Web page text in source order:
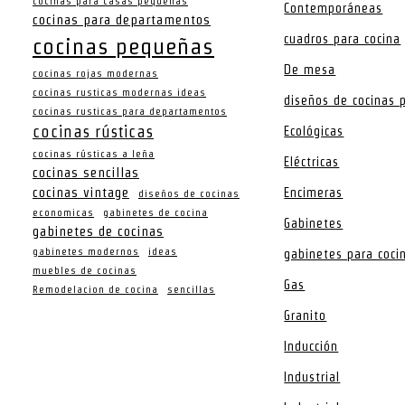
cocinas para departamentos
cocinas pequeñas
cocinas rojas modernas
cocinas rusticas modernas ideas
cocinas rusticas para departamentos
cocinas rústicas
cocinas rústicas a leña
cocinas sencillas
cocinas vintage
diseños de cocinas
economicas
gabinetes de cocina
gabinetes de cocinas
gabinetes modernos
ideas
muebles de cocinas
Remodelacion de cocina
sencillas
Contemporáneas
cuadros para cocina
De mesa
diseños de cocinas
Ecológicas
Eléctricas
Encimeras
Gabinetes
gabinetes para
Gas
Granito
Inducción
Industrial